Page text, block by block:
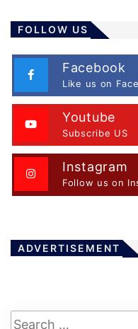
FOLLOW US
Facebook
Like us on
Youtube
Subscribe US
Instagram
Follow us on
ADVERTISEMENT